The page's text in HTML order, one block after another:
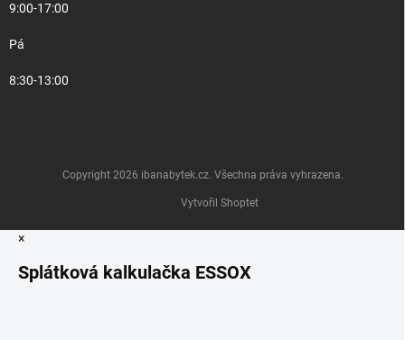
9:00-17:00
Pá
8:30-13:00
Vytvořil Shoptet
Copyright 2026 ibanabytek.cz. Všechna práva vyhrazena.
×
Splátková kalkulačka ESSOX